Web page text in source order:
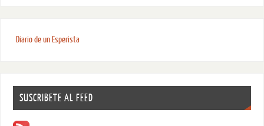
Diario de un Esperista
SUSCRIBETE AL FEED